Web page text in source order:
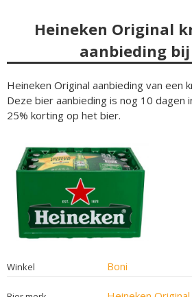
Heineken Original
aanbieding
Heineken Original aanbieding van een
Deze bier aanbieding is nog 10 dagen
25% korting op het bier.
Winkel Boni